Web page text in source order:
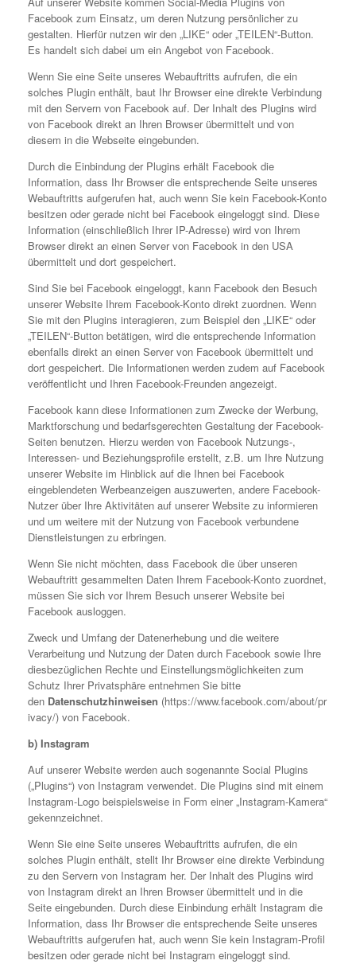
Facebook zum Einsatz, um deren Nutzung persönlicher zu
gestalten. Hierfür nutzen wir den „LIKE“ oder „TEILEN“-Button.
Es handelt sich dabei um ein Angebot von Facebook.
Wenn Sie eine Seite unseres Webauftritts aufrufen, die ein
solches Plugin enthält, baut Ihr Browser eine direkte Verbindung
mit den Servern von Facebook auf. Der Inhalt des Plugins wird
von Facebook direkt an Ihren Browser übermittelt und von
diesem in die Webseite eingebunden.
Durch die Einbindung der Plugins erhält Facebook die
Information, dass Ihr Browser die entsprechende Seite unseres
Webauftritts aufgerufen hat, auch wenn Sie kein Facebook-Konto
besitzen oder gerade nicht bei Facebook eingeloggt sind. Diese
Information (einschließlich Ihrer IP-Adresse) wird von Ihrem
Browser direkt an einen Server von Facebook in den USA
übermittelt und dort gespeichert.
Sind Sie bei Facebook eingeloggt, kann Facebook den Besuch
unserer Website Ihrem Facebook-Konto direkt zuordnen. Wenn
Sie mit den Plugins interagieren, zum Beispiel den „LIKE“ oder
„TEILEN“-Button betätigen, wird die entsprechende Information
ebenfalls direkt an einen Server von Facebook übermittelt und
dort gespeichert. Die Informationen werden zudem auf Facebook
veröffentlicht und Ihren Facebook-Freunden angezeigt.
Facebook kann diese Informationen zum Zwecke der Werbung,
Marktforschung und bedarfsgerechten Gestaltung der Facebook-
Seiten benutzen. Hierzu werden von Facebook Nutzungs-,
Interessen- und Beziehungsprofile erstellt, z.B. um Ihre Nutzung
unserer Website im Hinblick auf die Ihnen bei Facebook
eingeblendeten Werbeanzeigen auszuwerten, andere Facebook-
Nutzer über Ihre Aktivitäten auf unserer Website zu informieren
und um weitere mit der Nutzung von Facebook verbundene
Dienstleistungen zu erbringen.
Wenn Sie nicht möchten, dass Facebook die über unseren
Webauftritt gesammelten Daten Ihrem Facebook-Konto zuordnet,
müssen Sie sich vor Ihrem Besuch unserer Website bei
Facebook ausloggen.
Zweck und Umfang der Datenerhebung und die weitere
Verarbeitung und Nutzung der Daten durch Facebook sowie Ihre
diesbezüglichen Rechte und Einstellungsmöglichkeiten zum
Schutz Ihrer Privatsphäre entnehmen Sie bitte
den Datenschutzhinweisen (https://www.facebook.com/about/pr
ivacy/) von Facebook.
b) Instagram
Auf unserer Website werden auch sogenannte Social Plugins
(„Plugins“) von Instagram verwendet. Die Plugins sind mit einem
Instagram-Logo beispielsweise in Form einer „Instagram-Kamera“
gekennzeichnet.
Wenn Sie eine Seite unseres Webauftritts aufrufen, die ein
solches Plugin enthält, stellt Ihr Browser eine direkte Verbindung
zu den Servern von Instagram her. Der Inhalt des Plugins wird
von Instagram direkt an Ihren Browser übermittelt und in die
Seite eingebunden. Durch diese Einbindung erhält Instagram die
Information, dass Ihr Browser die entsprechende Seite unseres
Webauftritts aufgerufen hat, auch wenn Sie kein Instagram-Profil
besitzen oder gerade nicht bei Instagram eingeloggt sind.